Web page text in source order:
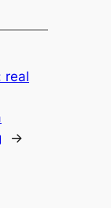
real
→